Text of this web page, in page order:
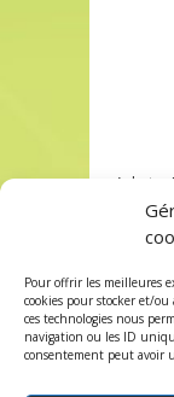
Pour offrir les meilleures
cookies pour stocker et/
ces technologies nous
navigation ou les ID
consentement peut avoir
Acheter
Les
fermés.